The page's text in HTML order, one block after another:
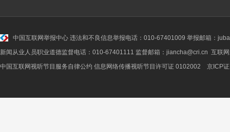
中国互联网举报中心 违法和不良信息举报电话：010-67401009 举报邮箱：
新闻从业人员职业道德监督电话：010-67401111 监督邮箱：jiancha@cri.cn 互联
中国互联网视听节目服务自律公约 信息网络传播视听节目许可证 0102002 京ICP